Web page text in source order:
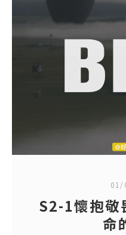
01/
S2-1懷抱敬
命